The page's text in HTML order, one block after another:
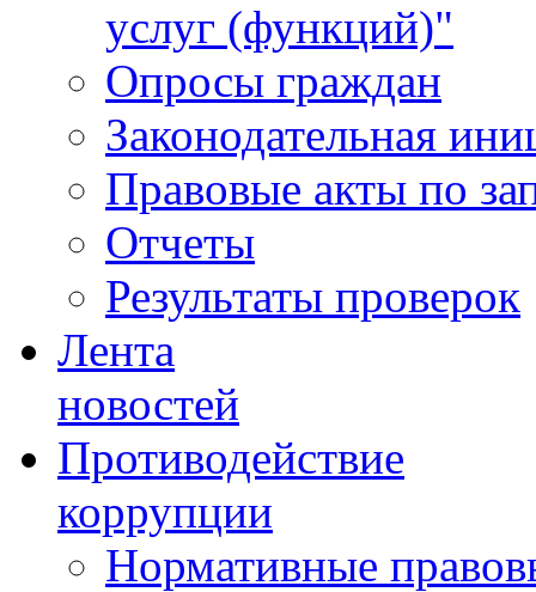
услуг (функций)"
Опросы граждан
Законодательная
Правовые акты по
Отчеты
Результаты проверок
Лента
новостей
Противодействие
коррупции
Нормативные